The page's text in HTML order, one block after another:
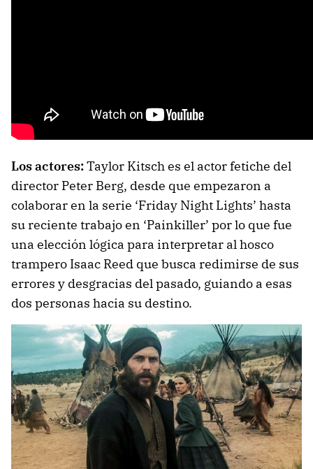
Los actores:Taylor Kitsch es el actor fetiche del
director Peter Berg, desde que empezaron a
colaborar en la serie ‘Friday Night Lights’ hasta
su reciente trabajo en ‘Painkiller’ por lo que fue
una elección lógica para interpretar al hosco
trampero Isaac Reed que busca redimirse de sus
errores y desgracias del pasado, guiando a esas
dos personas hacia su destino.